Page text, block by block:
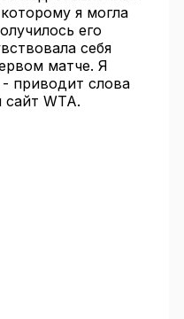
я могла
его
себя
матче. Я
приводит слова
WTA.